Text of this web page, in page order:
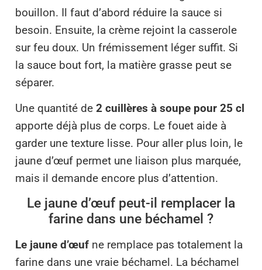
bouillon. Il faut d’abord réduire la sauce si
besoin. Ensuite, la crème rejoint la casserole
sur feu doux. Un frémissement léger suffit. Si
la sauce bout fort, la matière grasse peut se
séparer.
Une quantité de 2 cuillères à soupe pour 25 cl
apporte déjà plus de corps. Le fouet aide à
garder une texture lisse. Pour aller plus loin, le
jaune d’œuf permet une liaison plus marquée,
mais il demande encore plus d’attention.
Le jaune d’œuf peut-il remplacer la
farine dans une béchamel ?
Le jaune d’œuf ne remplace pas totalement la
farine dans une vraie béchamel. La béchamel